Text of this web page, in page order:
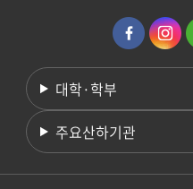
대학·학부
주요산하기관